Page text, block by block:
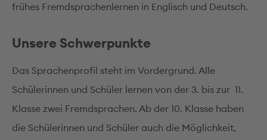
frühes Fremdsprachenlernen in Englisch und Deutsch.
Unsere Schwerpunkte
Das Sprachenprofil steht im Vordergrund. Alle
Schülerinnen und Schüler lernen von der 3. bis zur 11.
Klasse zwei Fremdsprachen. Ab der 10. Klasse haben
die Schülerinnen und Schüler auch die Möglichkeit,